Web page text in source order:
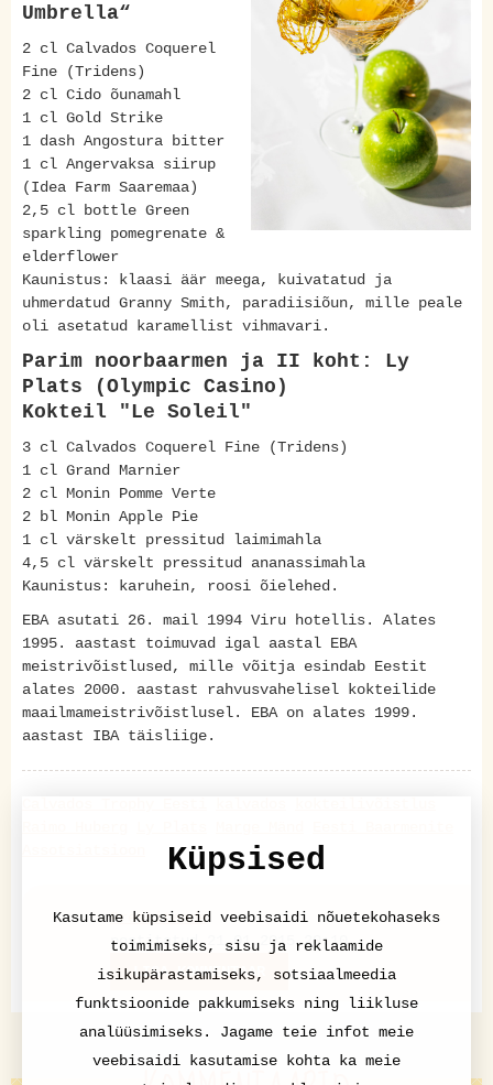
Umbrella“
2 cl Calvados Coquerel
Fine (Tridens)
2 cl Cido õunamahl
1 cl Gold Strike
1 dash Angostura bitter
1 cl Angervaksa siirup
(Idea Farm Saaremaa)
2,5 cl bottle Green
sparkling pomegrenate &
elderflower
Kaunistus: klaasi äär meega, kuivatatud ja
uhmerdatud Granny Smith, paradiisiõun, mille peale
oli asetatud karamellist vihmavari.
Parim noorbaarmen ja II koht: Ly
Plats (Olympic Casino)
Kokteil "Le Soleil"
3 cl Calvados Coquerel Fine (Tridens)
1 cl Grand Marnier
2 cl Monin Pomme Verte
2 bl Monin Apple Pie
1 cl värskelt pressitud laimimahla
4,5 cl värskelt pressitud ananassimahla
Kaunistus: karuhein, roosi õielehed.
EBA asutati 26. mail 1994 Viru hotellis. Alates
1995. aastast toimuvad igal aastal EBA
meistrivõistlused, mille võitja esindab Eestit
alates 2000. aastast rahvusvahelisel kokteilide
maailmameistrivõistlusel. EBA on alates 1999.
aastast IBA täisliige.
Pressiteade
postitatud 21.01.2015 20:10
LISA KOMMENTAAR
Küpsised
Kasutame küpsiseid veebisaidi nõuetekohaseks
toimimiseks, sisu ja reklaamide
isikupärastamiseks, sotsiaalmeedia
funktsioonide pakkumiseks ning liikluse
analüüsimiseks. Jagame teie infot meie
veebisaidi kasutamise kohta ka meie